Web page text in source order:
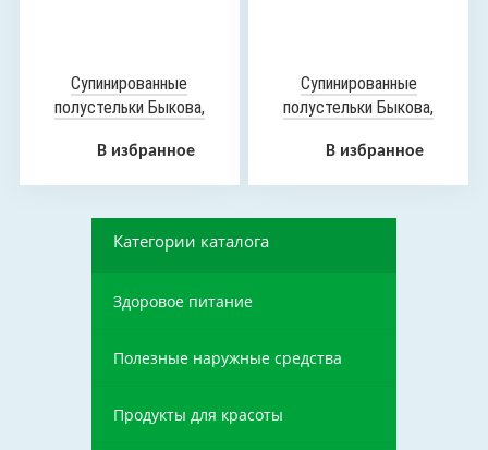
Супинированные
полустельки Быкова,
В избранное
Супинированные
полустельки Быкова,
В избранное
Категории каталога
Здоровое питание
Полезные наружные средства
Продукты для красоты